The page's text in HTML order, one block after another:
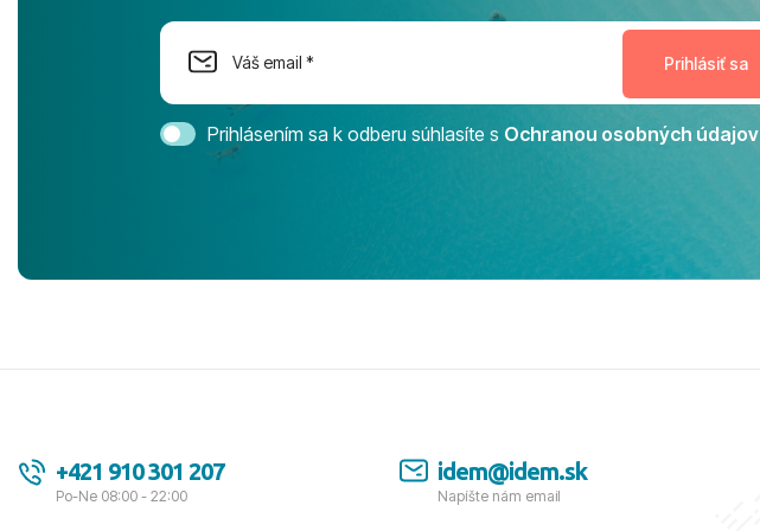
dostatok priestoru na dokonalý relax. ​
Magic Life Jacaranda môžeme s čistým
svedomím odporučiť každému, kto hľadá
bezstarostnú dovolenku na vysokej
úrovni. Všetko bolo zabezpečené na
tešíme, kam s nami vyrazíte nabudúce!
Ďakujeme za skvelé spomienky. ​S
pozdravom a prianím mnohých ďalších
Prihlásením sa k odberu súhlasíte s Ochranou osobných údajov
+421 910 301 207
Po-Ne 08:00 - 22:00
idem@idem.sk
Napíšte nám email